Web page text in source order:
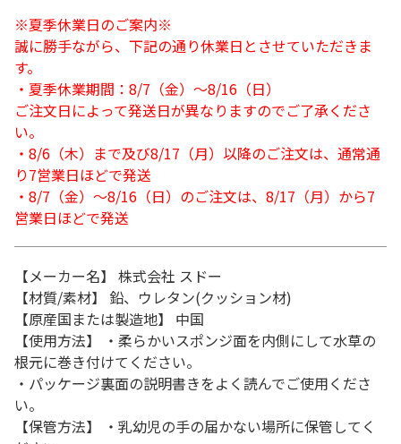
※夏季休業日のご案内※
誠に勝手ながら、下記の通り休業日とさせていただきま
す。
・夏季休業期間：8/7（金）～8/16（日）
ご注文日によって発送日が異なりますのでご了承くださ
い。
・8/6（木）まで及び8/17（月）以降のご注文は、通常通
り7営業日ほどで発送
・8/7（金）～8/16（日）のご注文は、8/17（月）から7
営業日ほどで発送
【メーカー名】 株式会社 スドー
【材質/素材】 鉛、ウレタン(クッション材)
【原産国または製造地】 中国
【使用方法】 ・柔らかいスポンジ面を内側にして水草の
根元に巻き付けてください。
・パッケージ裏面の説明書きをよく読んでご使用くださ
い。
【保管方法】 ・乳幼児の手の届かない場所に保管してく